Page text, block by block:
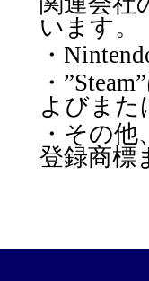
います。
・
・
よびまた
・その
登録商標